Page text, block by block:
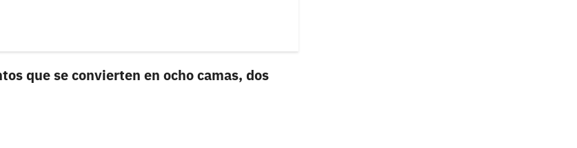
que se convierten en ocho camas, dos